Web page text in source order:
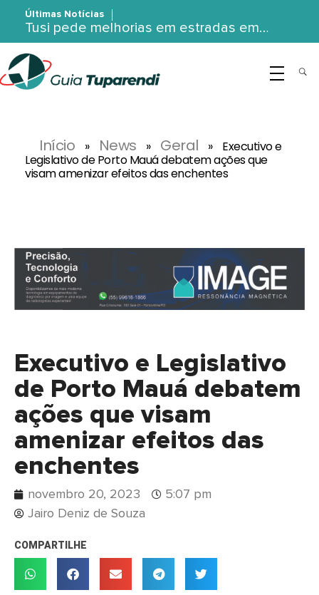
Últimas Notícias
Tusi pede melhorias em estradas em…
Início » News » Geral »
Executivo e
Legislativo de Porto Mauá debatem ações que
visam amenizar efeitos das enchentes
Executivo e Legislativo
de Porto Mauá debatem
ações que visam
amenizar efeitos das
enchentes
novembro 20, 2023
5:07 pm
Jairo Deniz de Souza
COMPARTILHE